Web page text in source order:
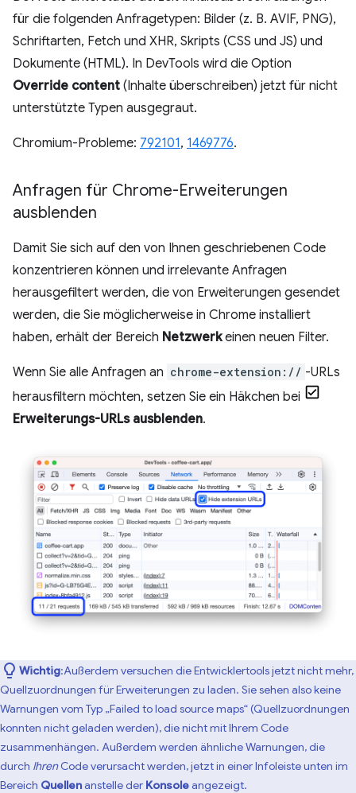
für die folgenden Anfragetypen: Bilder (z. B. AVIF, PNG),
Schriftarten, Fetch und XHR, Skripts (CSS und JS) und
Dokumente (HTML). In DevTools wird die Option
Override content (Inhalte überschreiben) jetzt für nicht
unterstützte Typen ausgegraut.
Chromium-Probleme: 792101, 1469776.
Anfragen für Chrome-Erweiterungen
ausblenden
Damit Sie sich auf den von Ihnen geschriebenen Code
konzentrieren können und irrelevante Anfragen
herausgefiltert werden, die von Erweiterungen gesendet
werden, die Sie möglicherweise in Chrome installiert
haben, erhält der Bereich Netzwerkeinen neuen Filter.
Wenn Sie alle Anfragen an chrome-extension:// -URLs
herausfiltern möchten, setzen Sie ein Häkchen bei
Erweiterungs-URLs ausblenden.
Wichtig:Außerdem versuchen die Entwicklertools jetzt nicht mehr,
Quellzuordnungen für Erweiterungen zu laden. Sie sehen also keine
Warnungen vom Typ „Failed to load source maps“ (Quellzuordnungen
konnten nicht geladen werden), die nicht mit Ihrem Code
zusammenhängen. Außerdem werden ähnliche Warnungen, die
durch IhrenCode verursacht werden, jetzt in einer Infoleiste unten im
Bereich Quellenanstelle der Konsoleangezeigt.